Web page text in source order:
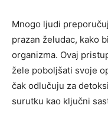
Mnogo ljudi
prazan želudac, kako
organizma. Ovaj
žele poboljšati svoje
čak odlučuju za
surutku kao ključni